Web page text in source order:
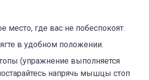
место, где вас не побеспокоят.
в удобном положении.
(упражнение выполняется
напрячь мышцы стоп